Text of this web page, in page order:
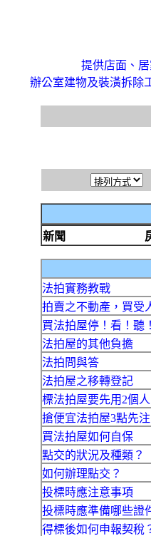
提供店面、
辦公室建物及裝潢拆除
新聞
法拍實務教戰
拍賣之不動產，買受
買法拍屋停！看！聽！
法拍屋的其他負擔
法拍問與答
法拍屋之移轉登記
標法拍屋要先用2個
搶便宜法拍屋3點先
買法拍屋如何自保
點交的狀況及種類？
如何辦理點交？
投標時應注意事項
投標時應準備哪些證
得標後如何申報契稅